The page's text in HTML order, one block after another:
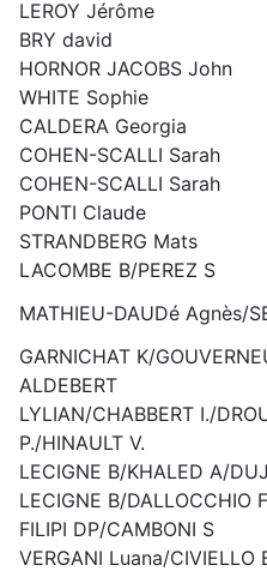
LEROY Jérôme
BRY david
HORNOR JACOBS John
WHITE Sophie
CALDERA Georgia
COHEN-SCALLI Sarah
COHEN-SCALLI Sarah
PONTI Claude
STRANDBERG Mats
LACOMBE B/PEREZ S
MATHIEU-DAUDé Agnès/
GARNICHAT K/
ALDEBERT
LYLIAN/CHABBERT I./
P./HINAULT V.
LECIGNE B/KHALED A/
LECIGNE B/DALLOCCHIO F
FILIPI DP/CAMBONI S
VERGANI Luana/CIVIELLO